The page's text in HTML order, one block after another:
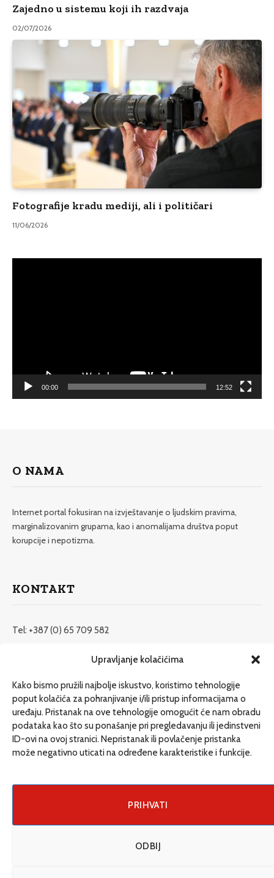
Upravljanje kolačićima
Kako bismo pružili najbolje iskustvo, koristimo tehnologije
poput kolačića za pohranjivanje i/ili pristup informacijama o
uređaju. Pristanak na ove tehnologije omogućit će nam obradu
podataka kao što su ponašanje pri pregledavanju ili jedinstveni
ID-ovi na ovoj stranici. Nepristanak ili povlačenje pristanka
može negativno uticati na određene karakteristike i funkcije.
PRIHVATI
ODBIJ
Zajedno u sistemu koji ih razdvaja
02/07/2026
Fotografije kradu mediji, ali i političari
11/06/2026
00:00 12:52
O NAMA
Internet portal fokusiran na izvještavanje o ljudskim pravima,
marginalizovanim grupama, kao i anomalijama društva poput
korupcije i nepotizma.
KONTAKT
Tel: +387 (0) 65 709 582
redakcija@etrafika.net
Dosije
Drugi pišu
Društvo